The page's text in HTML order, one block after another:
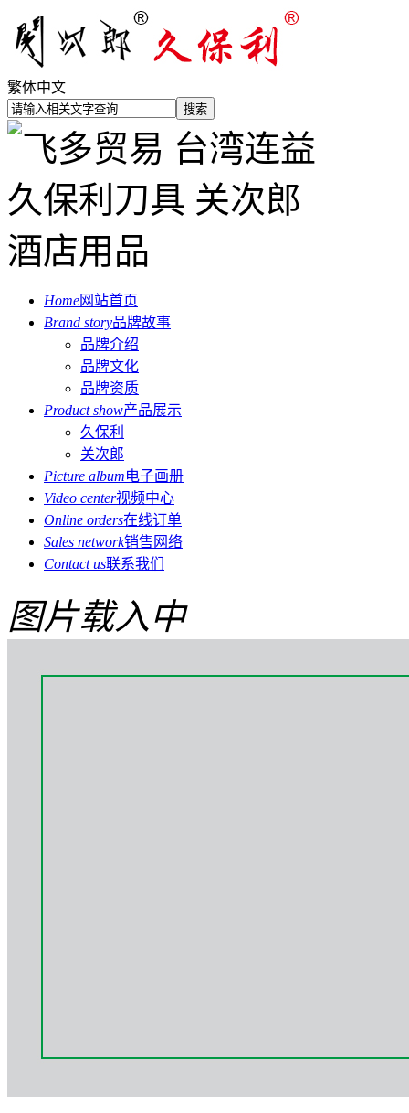
繁体中文
Home网站首页
Brand story品牌故事
品牌介绍
品牌文化
品牌资质
Product show产品展示
久保利
关次郎
Picture album电子画册
Video center视频中心
Online orders在线订单
Sales network销售网络
Contact us联系我们
图片载入中